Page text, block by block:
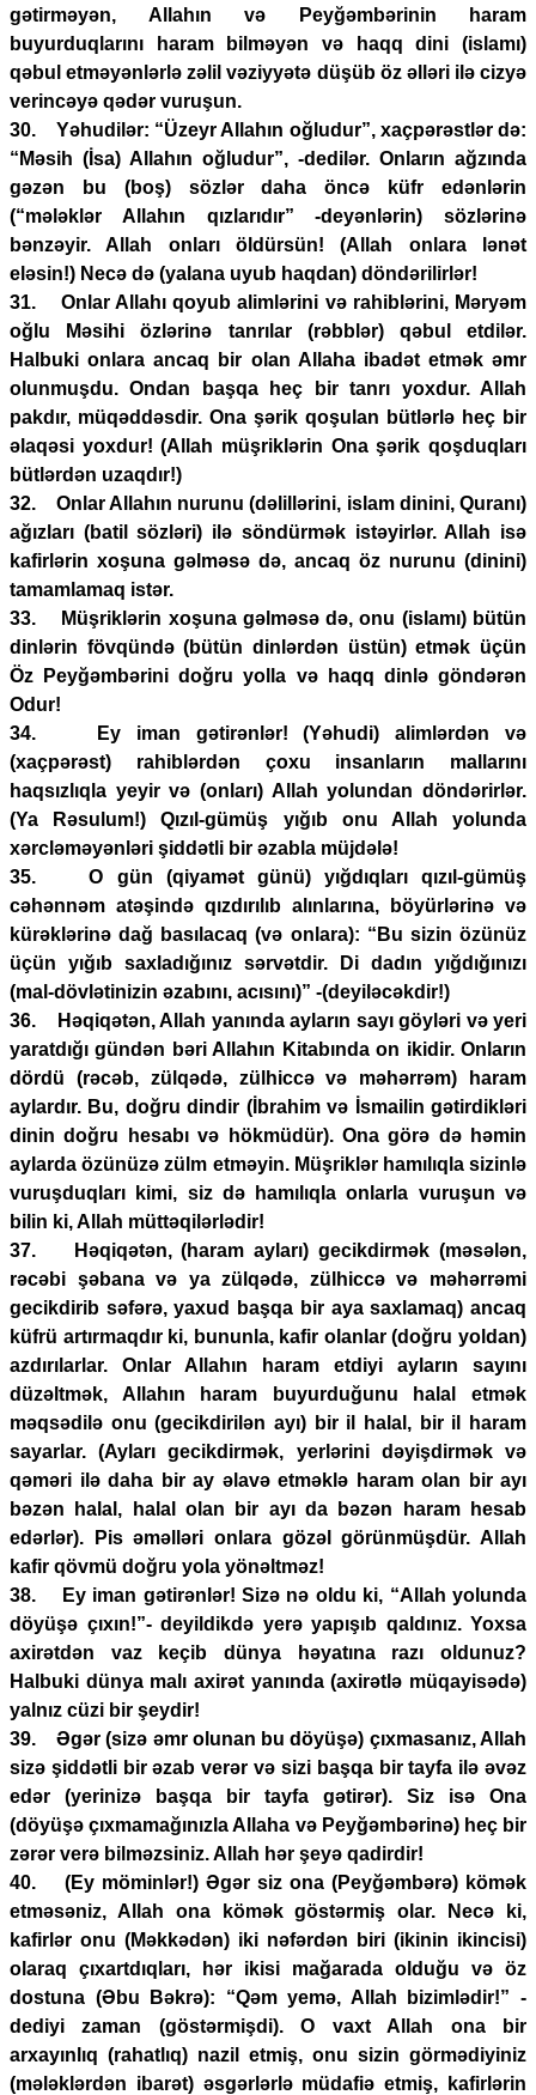
gətirməyən, Allahın və Peyğəmbərinin haram
buyurduqlarını haram bilməyən və haqq dini (islamı)
qəbul etməyənlərlə zəlil vəziyyətə düşüb öz əlləri ilə cizyə
verincəyə qədər vuruşun.
30. Yəhudilər: “Üzeyr Allahın oğludur”, xaçpərəstlər də:
“Məsih (İsa) Allahın oğludur”, -dedilər. Onların ağzında
gəzən bu (boş) sözlər daha öncə küfr edənlərin
(“mələklər Allahın qızlarıdır” -deyənlərin) sözlərinə
bənzəyir. Allah onları öldürsün! (Allah onlara lənət
eləsin!) Necə də (yalana uyub haqdan) döndərilirlər!
31. Onlar Allahı qoyub alimlərini və rahiblərini, Məryəm
oğlu Məsihi özlərinə tanrılar (rəbblər) qəbul etdilər.
Halbuki onlara ancaq bir olan Allaha ibadət etmək əmr
olunmuşdu. Ondan başqa heç bir tanrı yoxdur. Allah
pakdır, müqəddəsdir. Ona şərik qoşulan bütlərlə heç bir
əlaqəsi yoxdur! (Allah müşriklərin Ona şərik qoşduqları
bütlərdən uzaqdır!)
32. Onlar Allahın nurunu (dəlillərini, islam dinini, Quranı)
ağızları (batil sözləri) ilə söndürmək istəyirlər. Allah isə
kafirlərin xoşuna gəlməsə də, ancaq öz nurunu (dinini)
tamamlamaq istər.
33. Müşriklərin xoşuna gəlməsə də, onu (islamı) bütün
dinlərin fövqündə (bütün dinlərdən üstün) etmək üçün
Öz Peyğəmbərini doğru yolla və haqq dinlə göndərən
Odur!
34. Ey iman gətirənlər! (Yəhudi) alimlərdən və
(xaçpərəst) rahiblərdən çoxu insanların mallarını
haqsızlıqla yeyir və (onları) Allah yolundan döndərirlər.
(Ya Rəsulum!) Qızıl-gümüş yığıb onu Allah yolunda
xərcləməyənləri şiddətli bir əzabla müjdələ!
35. O gün (qiyamət günü) yığdıqları qızıl-gümüş
cəhənnəm atəşində qızdırılıb alınlarına, böyürlərinə və
kürəklərinə dağ basılacaq (və onlara): “Bu sizin özünüz
üçün yığıb saxladığınız sərvətdir. Di dadın yığdığınızı
(mal-dövlətinizin əzabını, acısını)” -(deyiləcəkdir!)
36. Həqiqətən, Allah yanında ayların sayı göyləri və yeri
yaratdığı gündən bəri Allahın Kitabında on ikidir. Onların
dördü (rəcəb, zülqədə, zülhiccə və məhərrəm) haram
aylardır. Bu, doğru dindir (İbrahim və İsmailin gətirdikləri
dinin doğru hesabı və hökmüdür). Ona görə də həmin
aylarda özünüzə zülm etməyin. Müşriklər hamılıqla sizinlə
vuruşduqları kimi, siz də hamılıqla onlarla vuruşun və
bilin ki, Allah müttəqilərlədir!
37. Həqiqətən, (haram ayları) gecikdirmək (məsələn,
rəcəbi şəbana və ya zülqədə, zülhiccə və məhərrəmi
gecikdirib səfərə, yaxud başqa bir aya saxlamaq) ancaq
küfrü artırmaqdır ki, bununla, kafir olanlar (doğru yoldan)
azdırılarlar. Onlar Allahın haram etdiyi ayların sayını
düzəltmək, Allahın haram buyurduğunu halal etmək
məqsədilə onu (gecikdirilən ayı) bir il halal, bir il haram
sayarlar. (Ayları gecikdirmək, yerlərini dəyişdirmək və
qəməri ilə daha bir ay əlavə etməklə haram olan bir ayı
bəzən halal, halal olan bir ayı da bəzən haram hesab
edərlər). Pis əməlləri onlara gözəl görünmüşdür. Allah
kafir qövmü doğru yola yönəltməz!
38. Ey iman gətirənlər! Sizə nə oldu ki, “Allah yolunda
döyüşə çıxın!”- deyildikdə yerə yapışıb qaldınız. Yoxsa
axirətdən vaz keçib dünya həyatına razı oldunuz?
Halbuki dünya malı axirət yanında (axirətlə müqayisədə)
yalnız cüzi bir şeydir!
39. Əgər (sizə əmr olunan bu döyüşə) çıxmasanız, Allah
sizə şiddətli bir əzab verər və sizi başqa bir tayfa ilə əvəz
edər (yerinizə başqa bir tayfa gətirər). Siz isə Ona
(döyüşə çıxmamağınızla Allaha və Peyğəmbərinə) heç bir
zərər verə bilməzsiniz. Allah hər şeyə qadirdir!
40. (Ey möminlər!) Əgər siz ona (Peyğəmbərə) kömək
etməsəniz, Allah ona kömək göstərmiş olar. Necə ki,
kafirlər onu (Məkkədən) iki nəfərdən biri (ikinin ikincisi)
olaraq çıxartdıqları, hər ikisi mağarada olduğu və öz
dostuna (Əbu Bəkrə): “Qəm yemə, Allah bizimlədir!” -
dediyi zaman (göstərmişdi). O vaxt Allah ona bir
arxayınlıq (rahatlıq) nazil etmiş, onu sizin görmədiyiniz
(mələklərdən ibarət) əsgərlərlə müdafiə etmiş, kafirlərin